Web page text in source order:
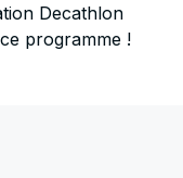
Decathlon
programme !